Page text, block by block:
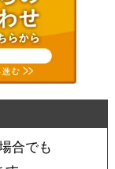
合でも